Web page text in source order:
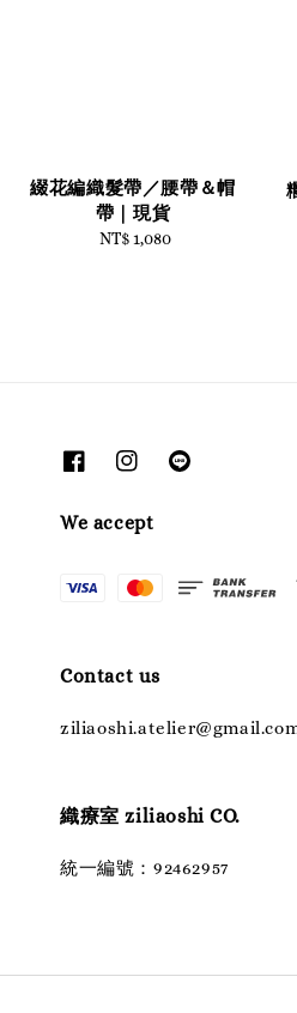
綴花編織髮帶／腰帶＆帽
帶｜現貨
Regular
NT$ 1,080
We accept
Contact us
織療室 ziliaoshi CO.
統一編號：92462957